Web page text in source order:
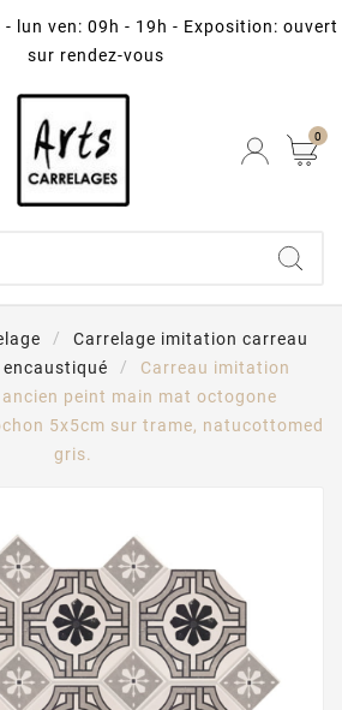
-
lun ven: 09h - 19h - Exposition: ouvert
sur rendez-vous
0
Carrelage imitation carreau
Carreau imitation
peint main mat octogone
5x5cm sur trame, natucottomed
gris.